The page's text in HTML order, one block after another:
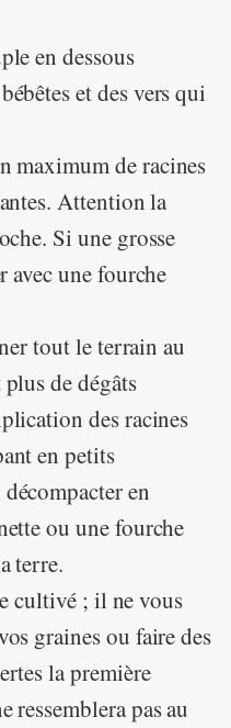
en dessous
et des vers qui
maximum de racines
Attention la
Si une grosse
avec une fourche
tout le terrain au
de dégâts
des racines
en petits
en
ou une fourche
terre.
cultivé ; il ne vous
graines ou faire des
la première
ressemblera pas au